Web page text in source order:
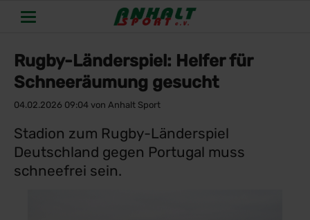
Rugby-Länderspiel: Helfer für
Schneeräumung gesucht
04.02.2026 09:04 von Anhalt Sport
Stadion zum Rugby-Länderspiel
Deutschland gegen Portugal muss
schneefrei sein.